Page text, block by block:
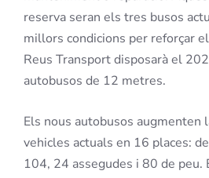
reserva seran els tres busos
millors condicions per reforçar
Reus Transport disposarà el
autobusos de 12 metres.
Els nous autobusos augmenten
vehicles actuals en 16 places:
104, 24 assegudes i 80 de peu.